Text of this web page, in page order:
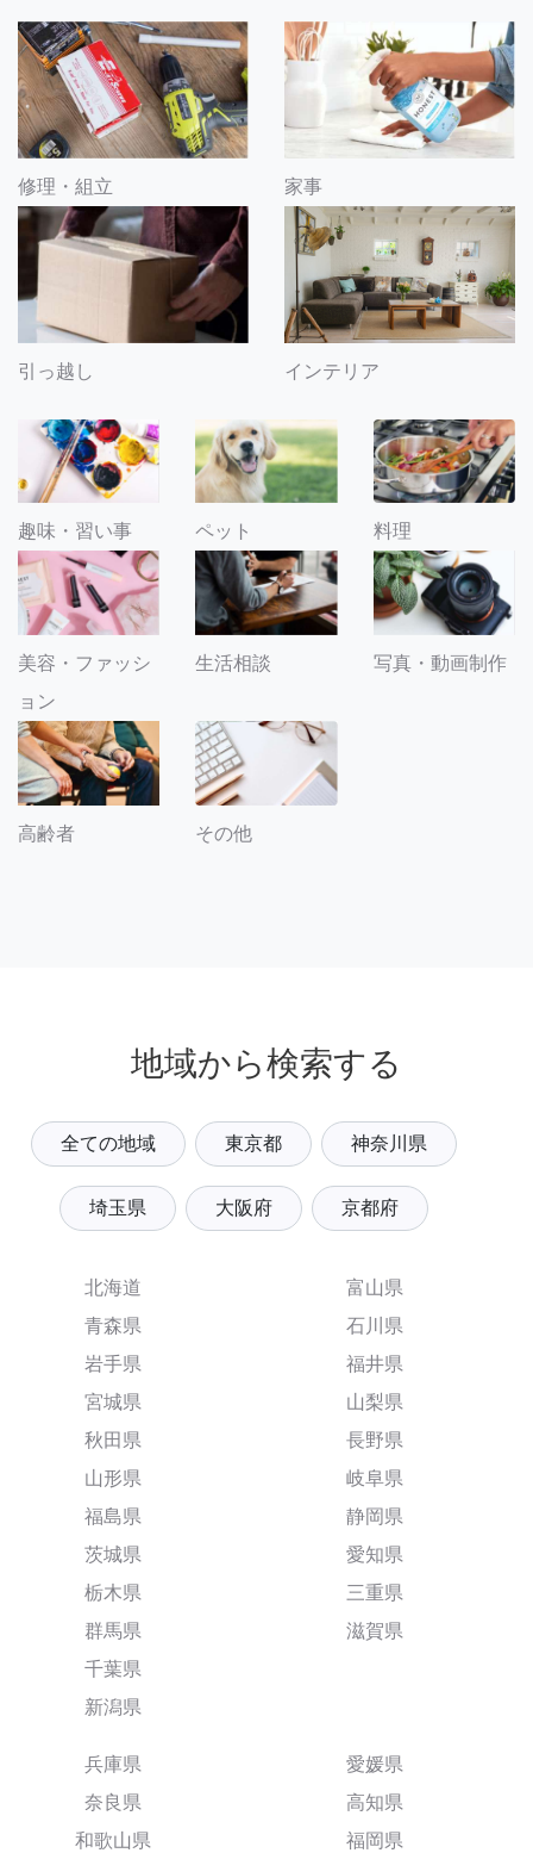
修理・組立 家事
引っ越し インテリア
趣味・習い事 ペット 料理
美容・ファッシ
ョン
生活相談 写真・動画制作
高齢者 その他
地域から検索する
全ての地域 東京都 神奈川県
埼玉県 大阪府 京都府
北海道
青森県
岩手県
宮城県
秋田県
山形県
福島県
茨城県
栃木県
群馬県
千葉県
新潟県
富山県
石川県
福井県
山梨県
長野県
岐阜県
静岡県
愛知県
三重県
滋賀県
兵庫県
奈良県
和歌山県
愛媛県
高知県
福岡県